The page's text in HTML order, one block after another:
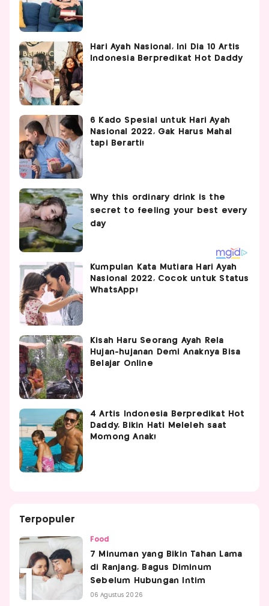
Hari Ayah Nasional, Ini Dia 10 Artis
Indonesia Berpredikat Hot Daddy
6 Kado Spesial untuk Hari Ayah
Nasional 2022, Gak Harus Mahal
tapi Berarti!
Kumpulan Kata Mutiara Hari Ayah
Nasional 2022, Cocok untuk Status
WhatsApp!
Kisah Haru Seorang Ayah Rela
Hujan-hujanan Demi Anaknya Bisa
Belajar Online
4 Artis Indonesia Berpredikat Hot
Daddy, Bikin Hati Meleleh saat
Momong Anak!
Terpopuler
Food
7 Minuman yang Bikin Tahan Lama
di Ranjang, Bagus Diminum
Sebelum Hubungan Intim
06 Agustus 2026